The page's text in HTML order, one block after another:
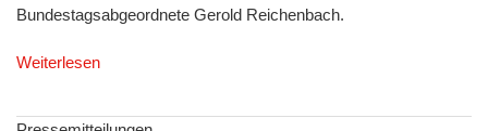
Bundestagsabgeordnete Gerold Reichenbach.
Weiterlesen